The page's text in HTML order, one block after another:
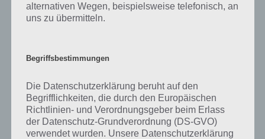
Was ist 94%? In der App 94% musst du auf Basis eines Bildes oder
einer Aussage die Antworten herausfinden, die von anderen Spielern
Prozent, wovon die App ihren Namen hat. Entsprechend ist 94
wurde die App mittlerweile heruntergeladen und gehört mit zu den
erfolgreichsten Spiele Apps in diesem Genre im Google Play Store
und iTunes App Store.
alternativen Wegen, beispielsweise telefonisch, an
uns zu übermitteln.
Begriffsbestimmungen
Die Datenschutzerklärung beruht auf den
Begrifflichkeiten, die durch den Europäischen
Richtlinien- und Verordnungsgeber beim Erlass
der Datenschutz-Grundverordnung (DS-GVO)
verwendet wurden. Unsere Datenschutzerklärung